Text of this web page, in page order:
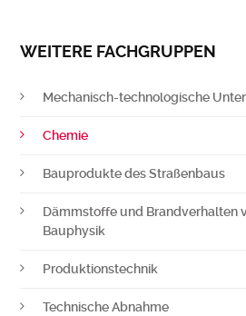
WEITERE FACHGRUPPEN
Mechanisch-technologische
Chemie
Bauprodukte des Straßenbaus
Dämmstoffe und Brandverhalten
Bauphysik
Produktionstechnik
Technische Abnahme